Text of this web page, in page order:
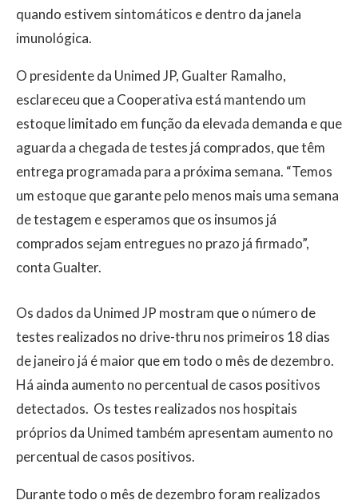
quando estivem sintomáticos e dentro da janela
imunológica.
O presidente da Unimed JP, Gualter Ramalho,
esclareceu que a Cooperativa está mantendo um
estoque limitado em função da elevada demanda e que
aguarda a chegada de testes já comprados, que têm
entrega programada para a próxima semana. “Temos
um estoque que garante pelo menos mais uma semana
de testagem e esperamos que os insumos já
comprados sejam entregues no prazo já firmado”,
conta Gualter.
Os dados da Unimed JP mostram que o número de
testes realizados no drive-thru nos primeiros 18 dias
de janeiro já é maior que em todo o mês de dezembro.
Há ainda aumento no percentual de casos positivos
detectados. Os testes realizados nos hospitais
próprios da Unimed também apresentam aumento no
percentual de casos positivos.
Durante todo o mês de dezembro foram realizados